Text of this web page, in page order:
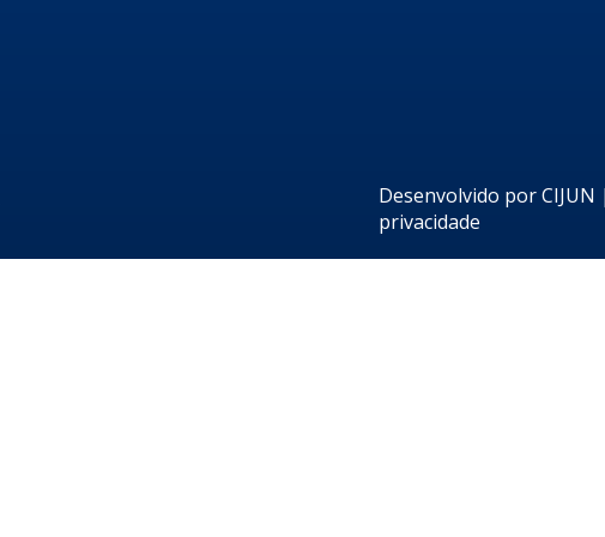
Desenvolvido porCIJUN |
privacidade